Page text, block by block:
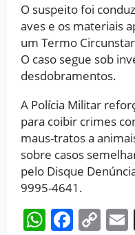
O suspeito foi
aves e os materiais
um Termo
O caso segue sob
desdobramentos.
A Polícia Militar
para coibir crimes
maus-tratos a
sobre casos
pelo Disque
9995-4641.